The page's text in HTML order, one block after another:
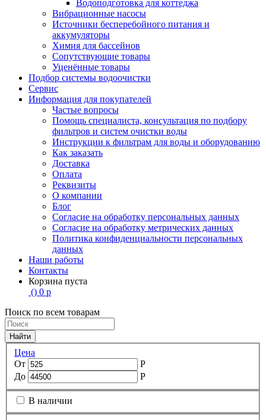
Водоподготовка для коттеджа
Вибрационные насосы
Источники бесперебойного питания и
аккумуляторы
Химия для бассейнов
Сопутствующие товары
Уценённые товары
Подбор системы водоочистки
Сервис
Информация для покупателей
Частые вопросы
Помощь специалиста, консультация по подбору
фильтров и систем очистки воды
Инструкции к фильтрам для воды и оборудованию
Как заказать
Доставка
Оплата
Реквизиты
О компании
Блог
Согласие на обработку персональных данных
Согласие на обработку метрических данных
Политика конфиденциальности персональных
данных
Наши работы
Контакты
Корзина пуста
() 0 р
Поиск по всем товарам
Найти
Цена
От
Р
До
Р
В наличии